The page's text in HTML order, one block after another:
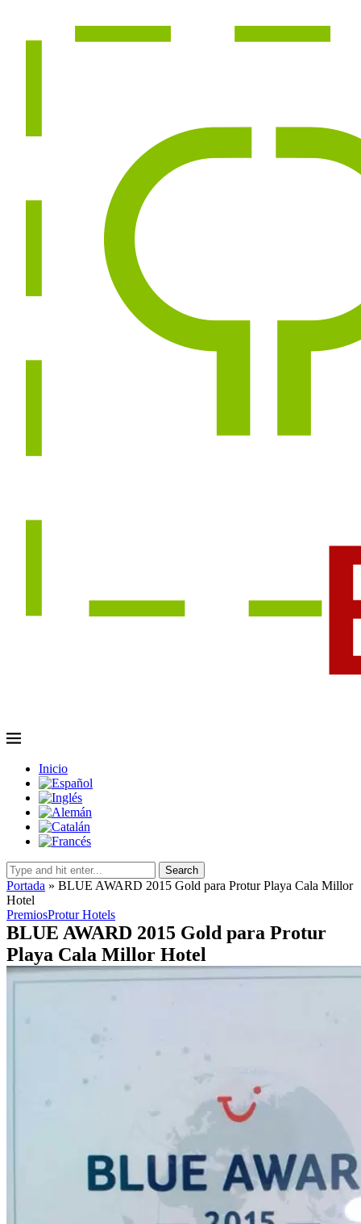
Inicio
Search
Portada » BLUE AWARD 2015 Gold para Protur Playa Cala Millor
Hotel
PremiosProtur Hotels
BLUE AWARD 2015 Gold para Protur
Playa Cala Millor Hotel